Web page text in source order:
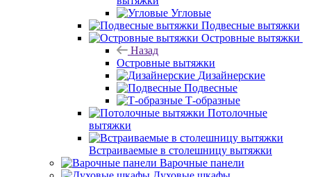
Угловые
Подвесные вытяжки
Островные вытяжки
Назад
Островные вытяжки
Дизайнерские
Подвесные
Т-образные
Потолочные
вытяжки
Встраиваемые в столешницу вытяжки
Варочные панели